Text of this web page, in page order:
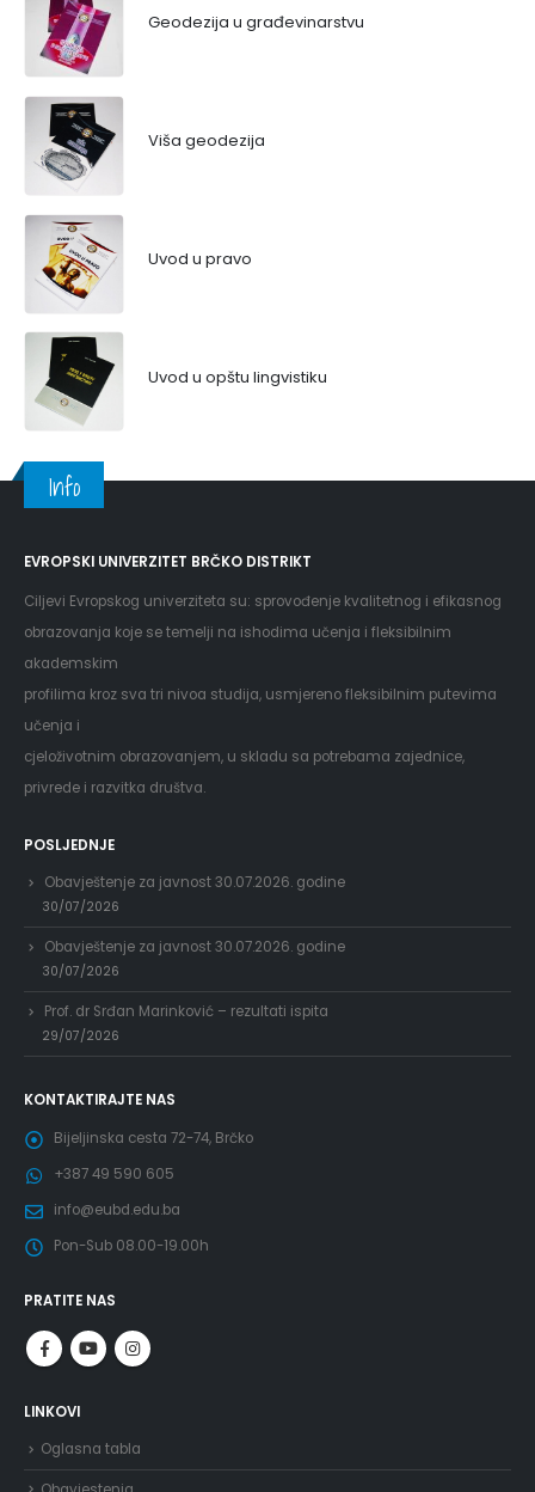
Geodezija u građevinarstvu
Viša geodezija
Uvod u pravo
Uvod u opštu lingvistiku
Info
EVROPSKI UNIVERZITET BRČKO DISTRIKT
Ciljevi Evropskog univerziteta su: sprovođenje kvalitetnog i efikasnog
obrazovanja koje se temelji na ishodima učenja i fleksibilnim
akademskim
profilima kroz sva tri nivoa studija, usmjereno fleksibilnim putevima
učenja i
cjeloživotnim obrazovanjem, u skladu sa potrebama zajednice,
privrede i razvitka društva.
POSLJEDNJE
Obavještenje za javnost 30.07.2026. godine
30/07/2026
Obavještenje za javnost 30.07.2026. godine
30/07/2026
Prof. dr Srđan Marinković – rezultati ispita
29/07/2026
KONTAKTIRAJTE NAS
Bijeljinska cesta 72-74, Brčko
+387 49 590 605
info@eubd.edu.ba
Pon-Sub 08.00-19.00h
PRATITE NAS
LINKOVI
Oglasna tabla